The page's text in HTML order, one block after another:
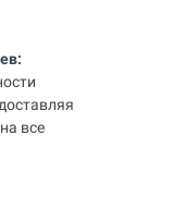
все